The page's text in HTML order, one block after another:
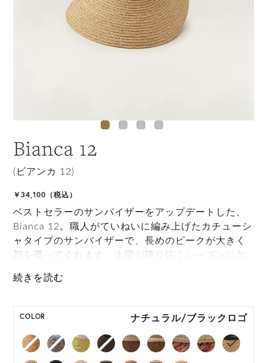
Bianca 12
(ビアンカ 12)
￥34,100（税込）
ベストセラーのサンバイザーをアップデートした、
Bianca 12。職人がていねいに編み上げたカチューシ
ャタイプのサンバイザーで、長めのピークが大きく
顔を覆ってくれます。太陽が降り注ぐシーズンに欠
M, L 展開の商品:M 57.5cm, L 59.5cm
*天然素材を用いたハンドメイドのため、サイズ・色
には個体差がございます。
COLOR ナチュラル/ブラックロゴ